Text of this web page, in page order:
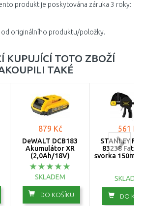
produkt je poskytována záruka 3 roky:
od originálního produktu/položky.
KUPUJÍCÍ TOTO ZBOŽÍ
TAKÉ
879 Kč
DeWALT DCB183
Akumulátor XR
(2,0Ah/18V)
SKLADEM
DO KOŠÍKU
561 Kč
STANLEY
83238
svorka
DO